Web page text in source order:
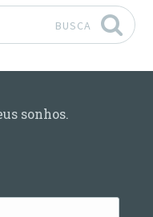
BUSCA
sonhos.